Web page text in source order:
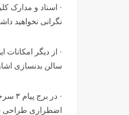
نگرانی نخواهید
· از دیگر
سالن بدنسازی
اضطراری طراحی